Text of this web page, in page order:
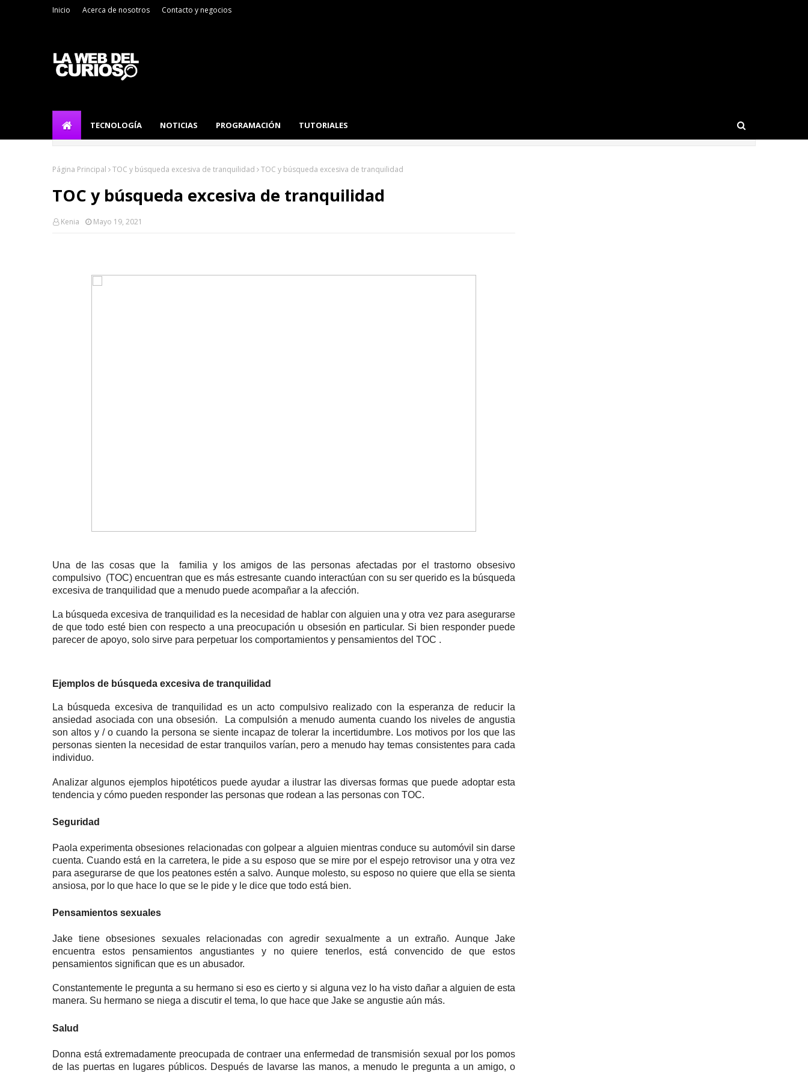
Inicio Acerca de nosotros Contacto y negocios
TECNOLOGÍA NOTICIAS PROGRAMACIÓN TUTORIALES
Página Principal TOC y búsqueda excesiva de tranquilidad TOC y búsqueda excesiva de tranquilidad
TOC y búsqueda excesiva de tranquilidad
Kenia Mayo 19, 2021
Una de las cosas que lafamilia y los amigos de las personas afectadas por eltrastorno obsesivo
compulsivo (TOC) encuentran que es más estresante cuando interactúan con su ser querido es la búsqueda
excesiva de tranquilidad que a menudo puede acompañar a la afección.
La búsqueda excesiva de tranquilidad es la necesidad de hablar con alguien una y otra vez para asegurarse
de que todo esté bien con respecto a una preocupación u obsesión en particular. Si bien responder puede
parecer de apoyo, solo sirve para perpetuar los comportamientos y pensamientos del TOC .
Ejemplos de búsqueda excesiva de tranquilidad
La búsqueda excesiva de tranquilidad es un acto compulsivo realizado con la esperanza de reducir la
ansiedad asociada con una obsesión.
La compulsión a menudo aumenta cuando los niveles de angustia
son altos y / o cuando la persona se siente incapaz de tolerar la incertidumbre. Los motivos por los que las
personas sienten la necesidad de estar tranquilos varían, pero a menudo hay temas consistentes para cada
individuo.
Analizar algunos ejemplos hipotéticos puede ayudar a ilustrar las diversas formas que puede adoptar esta
tendencia y cómo pueden responder las personas que rodean a las personas con TOC.
Seguridad
Paola experimentaobsesiones relacionadas con golpear a alguien mientras conduce su automóvil sin darse
cuenta. Cuando está en la carretera, le pide a su esposo que se mire por el espejo retrovisor una y otra vez
para asegurarse de que los peatones estén a salvo. Aunque molesto, su esposo no quiere que ella se sienta
ansiosa, por lo que hace lo que se le pide y le dice que todo está bien.
Pensamientos sexuales
Jake tieneobsesiones sexualesrelacionadas con agredir sexualmente a un extraño. Aunque Jake
encuentra estos pensamientos angustiantes y no quiere tenerlos, está convencido de que estos
pensamientos significan que es un abusador.
Constantemente le pregunta a su hermano si eso es cierto y si alguna vez lo ha visto dañar a alguien de esta
manera. Su hermano se niega a discutir el tema, lo que hace que Jake se angustie aún más.
Salud
Donna está extremadamente preocupada de contraer una enfermedad de transmisión sexual por los pomos
de las puertas en lugares públicos. Después de lavarse las manos, a menudo le pregunta a un amigo, o